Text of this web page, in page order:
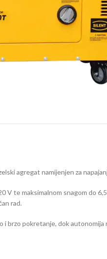
agregat namijenjen za
V te maksimalnom snagom do
rad.
brzo pokretanje, dok